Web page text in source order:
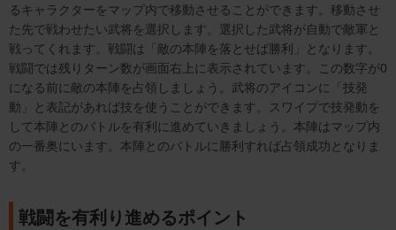
るキャラクターをマップ内で移動させることができます。移動させ
た先で戦わせたい武将を選択します。選択した武将が自動で敵軍と
戦ってくれます。戦闘は「敵の本陣を落とせば勝利」となります。
戦闘では残りターン数が画面右上に表示されています。この数字が0
になる前に敵の本陣を占領しましょう。武将のアイコンに「技発
動」と表記があれば技を使うことができます。スワイプで技発動を
して本陣とのバトルを有利に進めていきましょう。本陣はマップ内
の一番奥にいます。本陣とのバトルに勝利すれば占領成功となりま
す。
戦闘を有利り進めるポイント